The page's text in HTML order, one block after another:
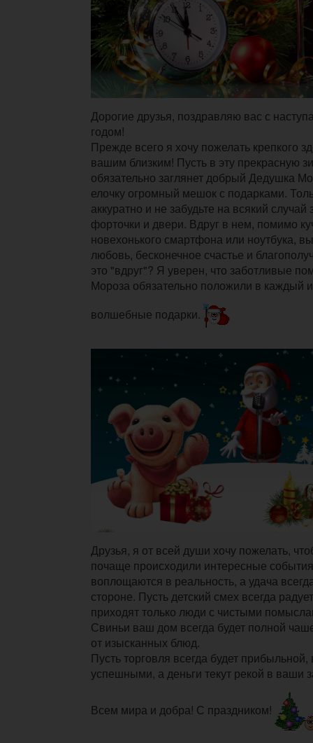
Дорогие друзья, поздравляю вас с
годом!
Прежде всего я хочу пожелать крепкого
вашим близким! Пусть в эту прекрасную
обязательно заглянет добрый Дедушка
елочку огромный мешок с подарками.
аккуратно и не забудьте на всякий случай
форточки и двери. Вдруг в нем, помимо
новехонького смартфона или ноутбука,
любовь, бесконечное счастье и
это "вдруг"? Я уверен, что заботливые
Мороза обязательно положили в каждый
волшебные подарки.
Друзья, я от всей души хочу пожелать,
почаще происходили интересные
воплощаются в реальность, а удача
стороне. Пусть детский смех всегда
приходят только люди с чистыми
Свиньи ваш дом всегда будет полной
от изысканных блюд.
Пусть торговля всегда будет
успешными, а деньги текут рекой в ваши
Всем мира и добра! С праздником!